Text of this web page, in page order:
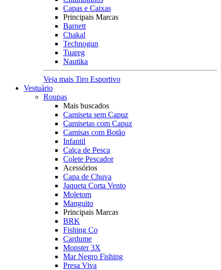
Capas e Caixas
Principais Marcas
Barnett
Chakal
Technogun
Tuareg
Nautika
Veja mais Tiro Esportivo
Vestuário
Roupas
Mais buscados
Camiseta sem Capuz
Camisetas com Capuz
Camisas com Botão
Infantil
Calça de Pesca
Colete Pescador
Acessórios
Capa de Chuva
Jaqueta Corta Vento
Moletom
Manguito
Principais Marcas
BRK
Fishing Co
Cardume
Monster 3X
Mar Negro Fishing
Presa Viva